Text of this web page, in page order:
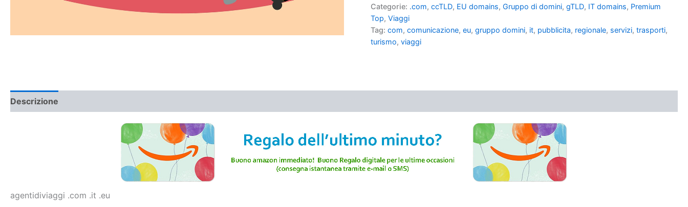
Categorie: .com,ccTLD, EU domains,Gruppo di domini,gTLD, IT domains, Premium
Top,Viaggi
Tag:com,comunicazione,eu,gruppo domini, it, pubblicita, regionale, servizi,trasporti,
turismo,viaggi
Descrizione
agentidiviaggi .com .it .eu